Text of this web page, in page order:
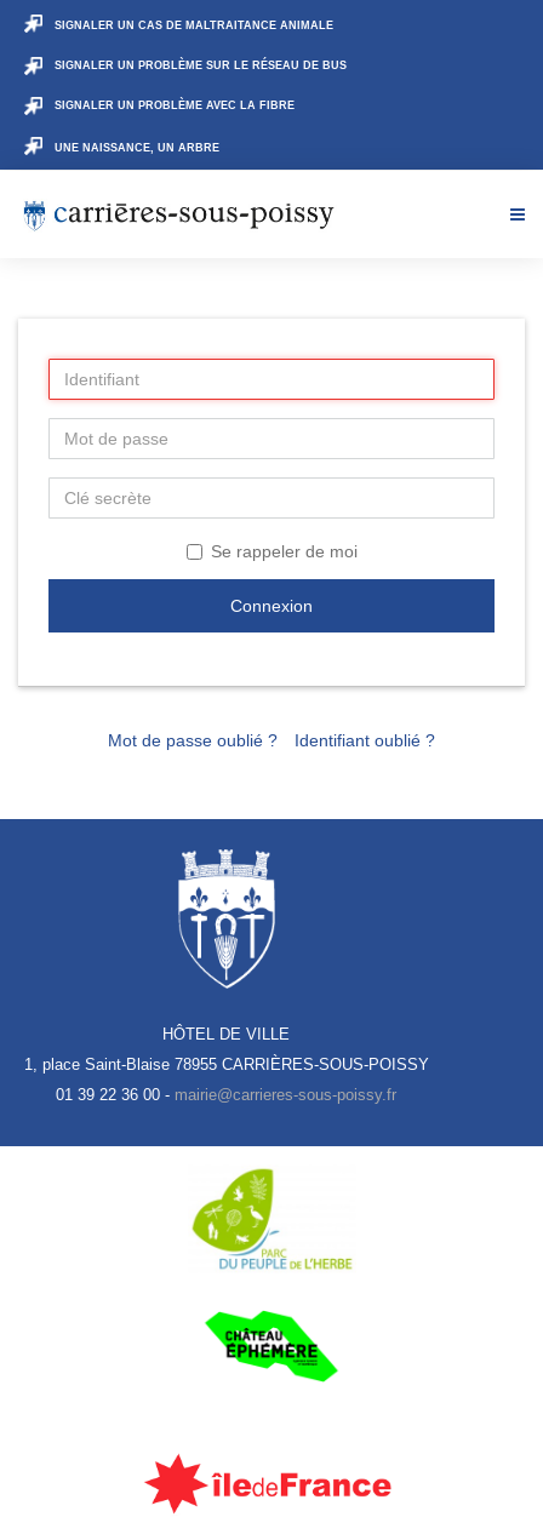
SIGNALER UN CAS DE MALTRAITANCE ANIMALE
SIGNALER UN PROBLÈME SUR LE RÉSEAU DE BUS
SIGNALER UN PROBLÈME AVEC LA FIBRE
UNE NAISSANCE, UN ARBRE
Se rappeler de moi
Connexion
Mot de passe oublié ? Identifiant oublié ?
HÔTEL DE VILLE
1, place Saint-Blaise 78955 CARRIÈRES-SOUS-POISSY
01 39 22 36 00 -